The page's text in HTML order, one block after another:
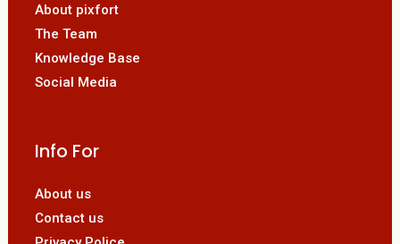
About pixfort
The Team
Knowledge Base
Social Media
Info For
About us
Contact us